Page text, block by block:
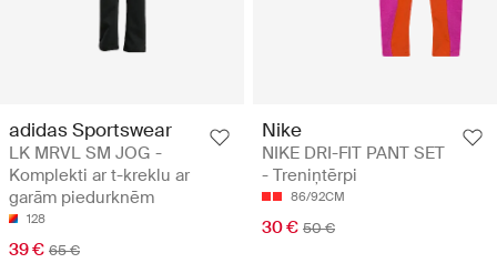
adidas Sportswear
LK MRVL SM JOG -
Komplekti ar t-kreklu ar
garām piedurknēm
128
39 € 65 €
Nike
NIKE DRI-FIT PANT SET
- Treniņtērpi
86/92CM
30 € 50 €